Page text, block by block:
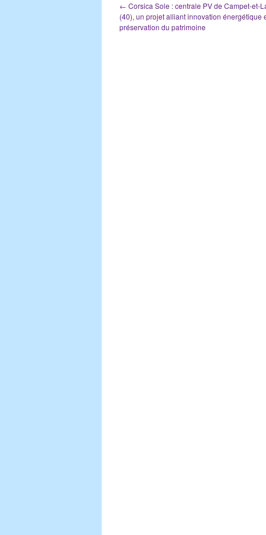
← Corsica Sole : centrale PV de Campet-et-
(40), un projet alliant innovation énergétique
préservation du patrimoine